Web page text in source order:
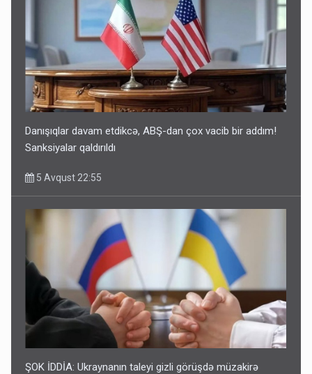
Danışıqlar davam etdikcə, ABŞ-dan çox vacib bir addım!
Sanksiyalar qaldırıldı
5 Avqust 22:55
ŞOK İDDİA: Ukraynanın taleyi gizli görüşdə müzakirə